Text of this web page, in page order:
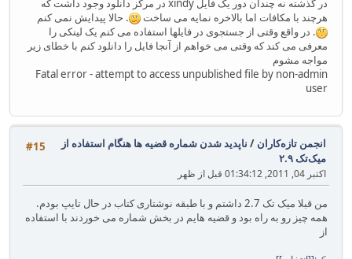
هرچند با مکافات اما بالاخره نمایه می ساخت
. حالا پیدایش نمی کنم
. در واقع وقتی از جستجوی در فایلها استفاده می کنم یک لینکی را
معرفی می کند که وقتی می خواهم از آنجا فایل را دانلود کنم با خطای زیر
مواجه مشوم
Fatal error - attempt to access unpublished file by non-admin
user
#15 انجمن تازه‌کاران / ناپدید شدن شماره قضیه ها هنگام استفاده از
میک‌تک ۲.۹
اکتبر 04, 2011, 01:34:12 قبل از ظهر
من قبلا میک تک 2.7 داشتم و با طبقه نوشتاری کتاب در حال تایپ بودم.
همه چیز رو به راه بود و قضیه هایم در بخش شماره می خوردند با استفاده
از